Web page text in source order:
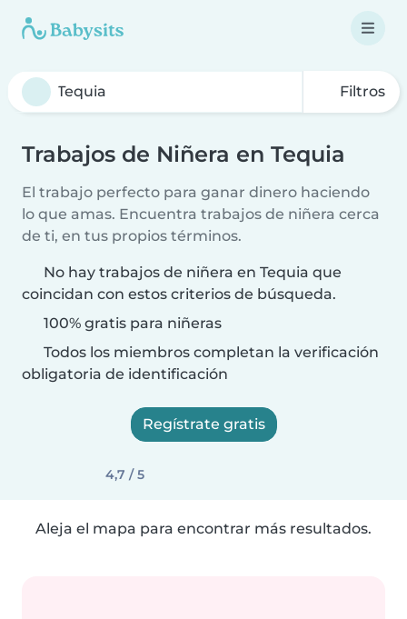
Filtros
Trabajos de Niñera en Tequia
El trabajo perfecto para ganar dinero haciendo
lo que amas. Encuentra trabajos de niñera cerca
de ti, en tus propios términos.
No hay trabajos de niñera en Tequia que
coincidan con estos criterios de búsqueda.
100% gratis para niñeras
Todos los miembros completan la verificación
obligatoria de identificación
Regístrate gratis
4,7 / 5
Aleja el mapa para encontrar más resultados.